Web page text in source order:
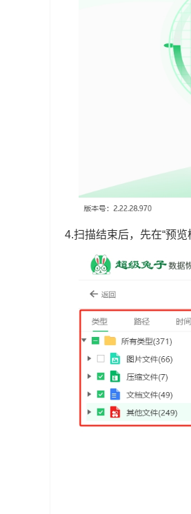
4.扫描结束后，先在“预览